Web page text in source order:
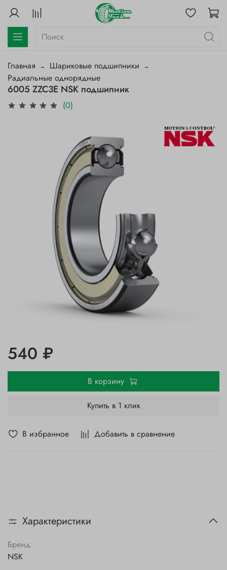
Главная
Шариковые подшипники
Радиальные однорядные
6005 ZZC3E NSK подшипник
(0)
В избранное Добавить в сравнение
540 ₽
В корзину
Купить в 1 клик
Характеристики
Бренд
NSK